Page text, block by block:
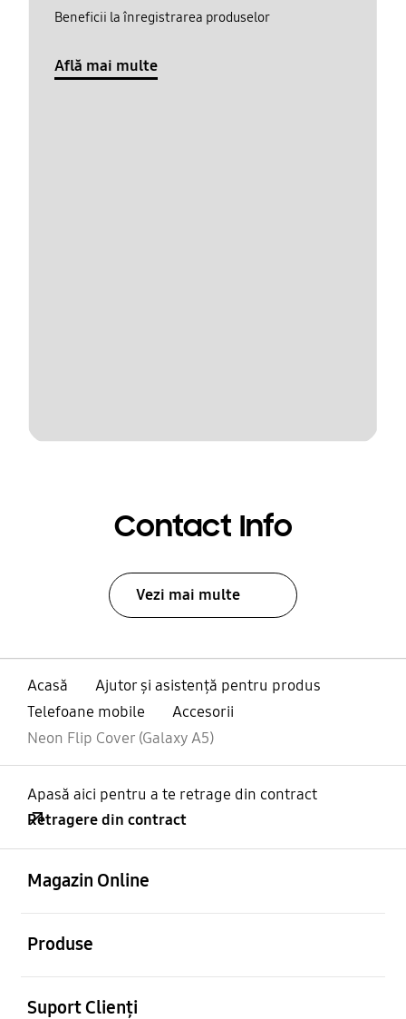
Beneficii la înregistrarea produselor
Află mai multe
Contact Info
Vezi mai multe
Acasă
Ajutor și asistență pentru produs
Telefoane mobile
Accesorii
Neon Flip Cover (Galaxy A5)
Apasă aici pentru a te retrage din contract
Retragere din contract
Magazin Online
Produse
Suport Clienți